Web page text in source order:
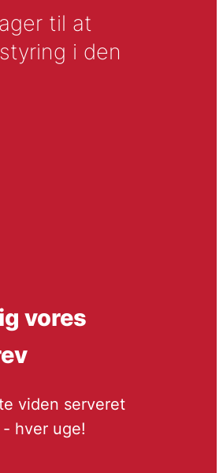
til at
i den
vores
viden serveret
hver uge!